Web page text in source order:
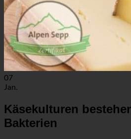
07
Jan.
Käsekulturen
Bakterien